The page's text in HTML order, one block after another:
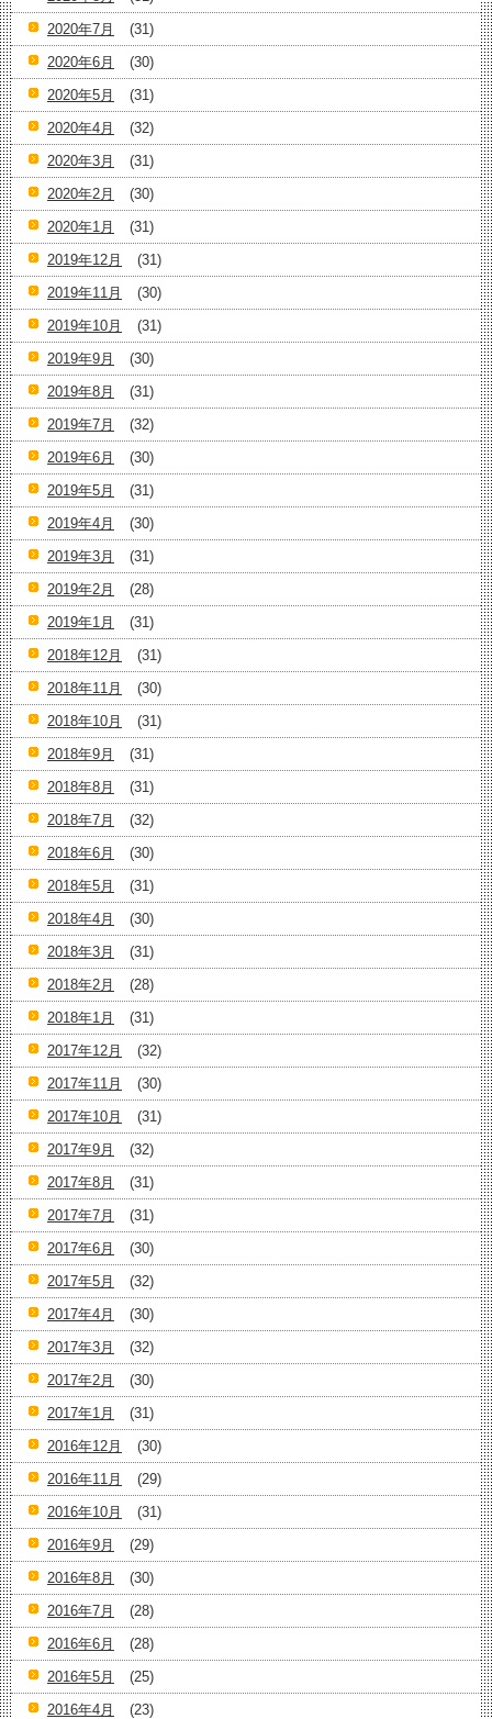
2020年7月
(31)
2020年6月
(30)
2020年5月
(31)
2020年4月
(32)
2020年3月
(31)
2020年2月
(30)
2020年1月
(31)
2019年12月
(31)
2019年11月
(30)
2019年10月
(31)
2019年9月
(30)
2019年8月
(31)
2019年7月
(32)
2019年6月
(30)
2019年5月
(31)
2019年4月
(30)
2019年3月
(31)
2019年2月
(28)
2019年1月
(31)
2018年12月
(31)
2018年11月
(30)
2018年10月
(31)
2018年9月
(31)
2018年8月
(31)
2018年7月
(32)
2018年6月
(30)
2018年5月
(31)
2018年4月
(30)
2018年3月
(31)
2018年2月
(28)
2018年1月
(31)
2017年12月
(32)
2017年11月
(30)
2017年10月
(31)
2017年9月
(32)
2017年8月
(31)
2017年7月
(31)
2017年6月
(30)
2017年5月
(32)
2017年4月
(30)
2017年3月
(32)
2017年2月
(30)
2017年1月
(31)
2016年12月
(30)
2016年11月
(29)
2016年10月
(31)
2016年9月
(29)
2016年8月
(30)
2016年7月
(28)
2016年6月
(28)
2016年5月
(25)
2016年4月
(23)